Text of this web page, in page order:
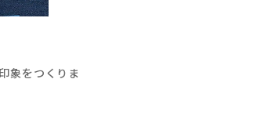
象をつくりま